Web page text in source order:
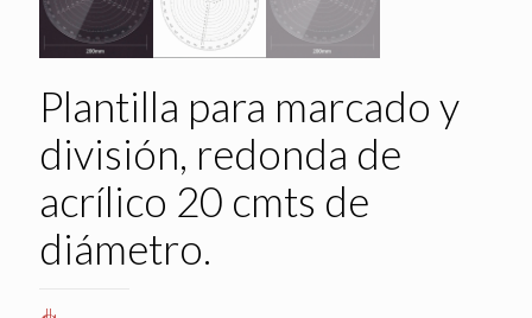
Plantilla para marcado y
división, redonda de
acrílico 20 cmts de
diámetro.